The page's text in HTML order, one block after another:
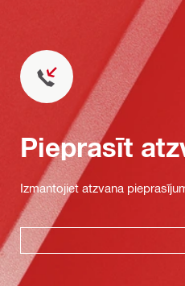
Pieprasīt
Izmantojiet atzvana